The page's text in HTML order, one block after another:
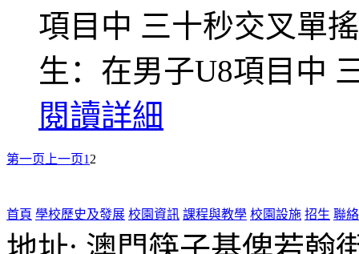
項目中 三十秒交叉單
生：在男子U8項目中
閱讀詳細
第一页 上一页1 2
首頁 學校歷史及發展 校園資訊 課程與教學 校園設施 招生 聯